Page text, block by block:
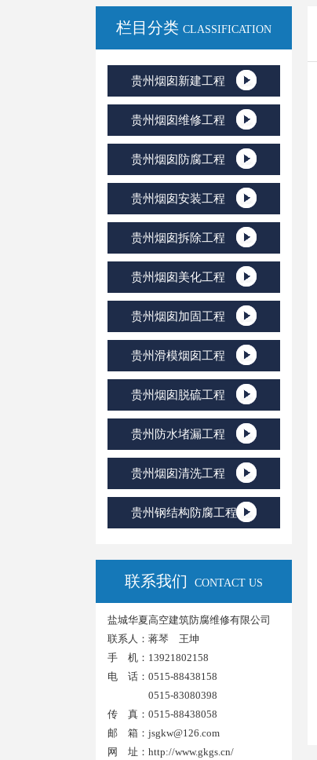
栏目分类 CLASSIFICATION
贵州烟囱新建工程
贵州烟囱维修工程
贵州烟囱防腐工程
贵州烟囱安装工程
贵州烟囱拆除工程
贵州烟囱美化工程
贵州烟囱加固工程
贵州滑模烟囱工程
贵州烟囱脱硫工程
贵州防水堵漏工程
贵州烟囱清洗工程
贵州钢结构防腐工程
联系我们 CONTACT US
盐城华夏高空建筑防腐维修有限公司
联系人：蒋琴 王坤
手 机：13921802158
电 话：0515-88438158
0515-83080398
传 真：0515-88438058
邮 箱：jsgkw@126.com
网 址： http://www.gkgs.cn/